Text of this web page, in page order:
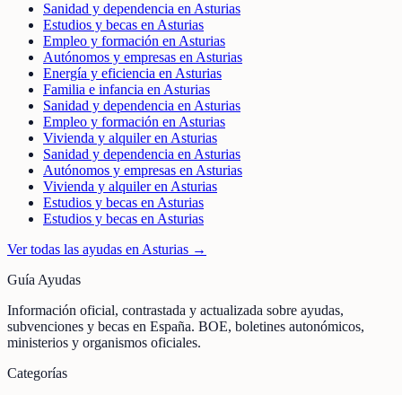
Sanidad y dependencia en Asturias
Estudios y becas en Asturias
Empleo y formación en Asturias
Autónomos y empresas en Asturias
Energía y eficiencia en Asturias
Familia e infancia en Asturias
Sanidad y dependencia en Asturias
Empleo y formación en Asturias
Vivienda y alquiler en Asturias
Sanidad y dependencia en Asturias
Autónomos y empresas en Asturias
Vivienda y alquiler en Asturias
Estudios y becas en Asturias
Estudios y becas en Asturias
Ver todas las ayudas en Asturias →
Guía Ayudas
Información oficial, contrastada y actualizada sobre ayudas,
subvenciones y becas en España. BOE, boletines autonómicos,
ministerios y organismos oficiales.
Categorías